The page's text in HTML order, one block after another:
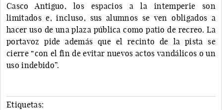
Casco Antiguo, los espacios a la intemperie son
limitados e, incluso, sus alumnos se ven obligados a
hacer uso de una plaza pública como patio de recreo. La
portavoz pide además que el recinto de la pista se
cierre “con el fin de evitar nuevos actos vandálicos o un
uso indebido”.
Etiquetas: